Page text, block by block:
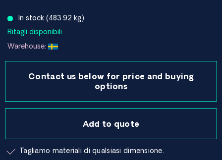
In stock (483.92 kg)
Ritagli disponibili
Warehouse:
Contact us below for price and buying
options
Add to quote
Tagliamo materiali di qualsiasi dimensione.